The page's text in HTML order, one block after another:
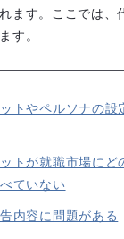
ます。ここでは、
す。
トやペルソナの設
トが就職市場にど
ていない
内容に問題がある